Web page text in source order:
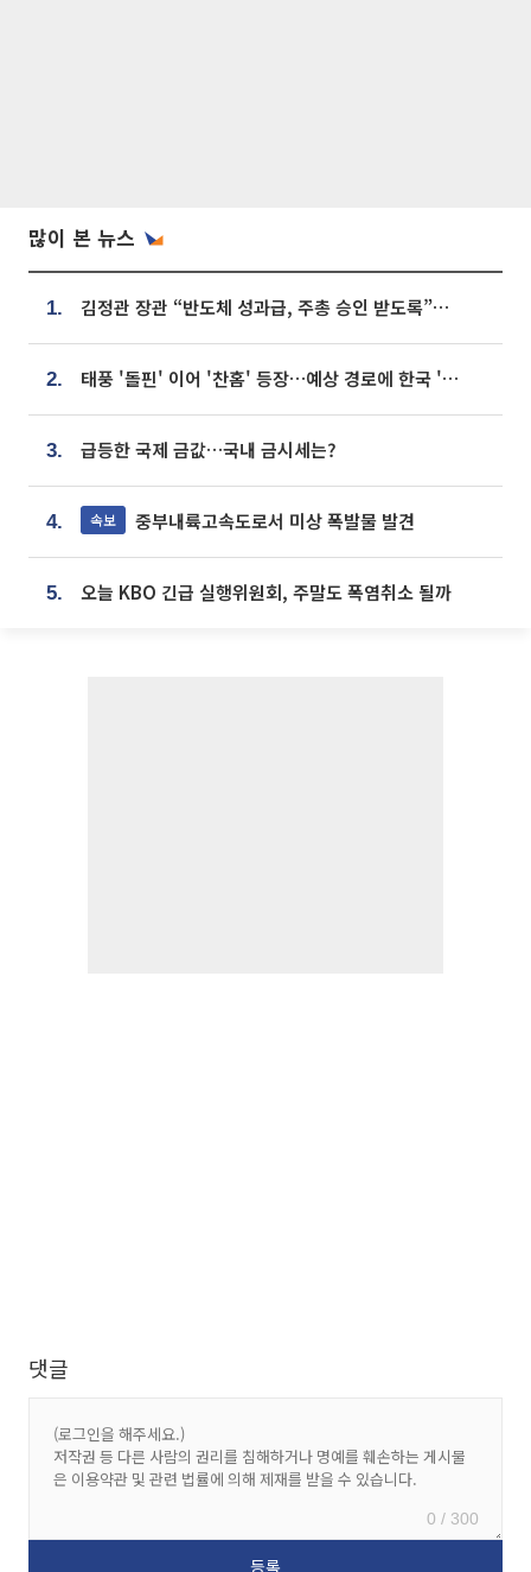
많이 본 뉴스
1. 김정관 장관 “반도체 성과급, 주총 승인 받도록”…상법·자본시장법 개정 시사
2. 태풍 '돌핀' 이어 '찬홈' 등장…예상 경로에 한국 '한숨'
3. 급등한 국제 금값…국내 금시세는?
4. 속보 중부내륙고속도로서 미상 폭발물 발견
5. 오늘 KBO 긴급 실행위원회, 주말도 폭염취소 될까
댓글
0 / 300